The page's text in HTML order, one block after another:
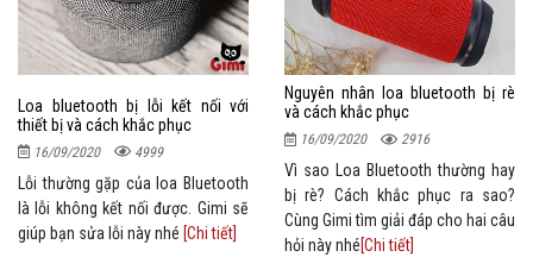
Loa bluetooth bị lỗi kết nối với
thiết bị và cách khắc phục
16/09/2020 4999
Lỗi thường gặp của loa Bluetooth
là lỗi không kết nối được. Gimi sẽ
giúp bạn sửa lỗi này nhé [Chi tiết]
Nguyên nhân loa bluetooth bị rè
và cách khắc phục
16/09/2020 2916
Vì sao Loa Bluetooth thường hay
bị rè? Cách khắc phục ra sao?
Cùng Gimi tìm giải đáp cho hai câu
hỏi này nhé[Chi tiết]